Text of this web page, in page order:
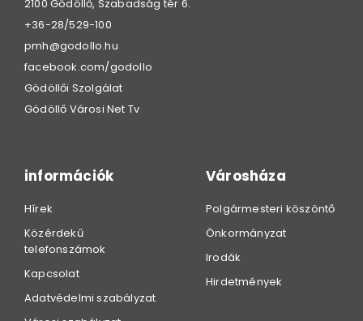
2100 Gödöllő, Szabadság tér 6.
+36-28/529-100
pmh@godollo.hu
facebook.com/godollo
Gödöllői Szolgálat
Gödöllő Városi Net Tv
információk
Hírek
Közérdekű
telefonszámok
Kapcsolat
Adatvédelmi szabályzat
Városháza
Polgármesteri köszöntő
Önkormányzat
Irodák
Hirdetmények